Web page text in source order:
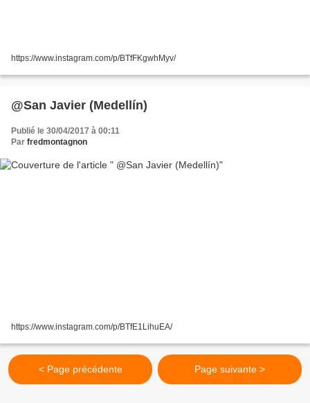
https://www.instagram.com/p/BTfFKgwhMyv/
@San Javier (Medellín)
Publié le 30/04/2017 à 00:11
Par fredmontagnon
https://www.instagram.com/p/BTfE1LihuEA/
< Page précédente Page suivante >